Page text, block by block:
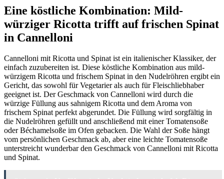
Eine köstliche Kombination: Mild-
würziger Ricotta trifft auf frischen Spinat
in Cannelloni
Cannelloni mit Ricotta und Spinat ist ein italienischer Klassiker, der
einfach zuzubereiten ist. Diese köstliche Kombination aus mild-
würzigem Ricotta und frischem Spinat in den Nudelröhren ergibt ein
Gericht, das sowohl für Vegetarier als auch für Fleischliebhaber
geeignet ist. Der Geschmack von Cannelloni wird durch die
würzige Füllung aus sahnigem Ricotta und dem Aroma von
frischem Spinat perfekt abgerundet. Die Füllung wird sorgfältig in
die Nudelröhren gefüllt und anschließend mit einer Tomatensoße
oder Béchamelsoße im Ofen gebacken. Die Wahl der Soße hängt
vom persönlichen Geschmack ab, aber eine leichte Tomatensoße
unterstreicht wunderbar den Geschmack von Cannelloni mit Ricotta
und Spinat.